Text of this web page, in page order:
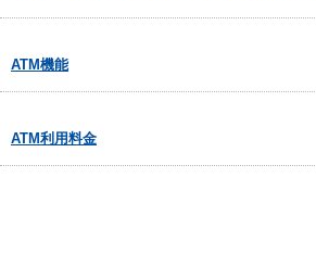
ATM機能
ATM利用料金